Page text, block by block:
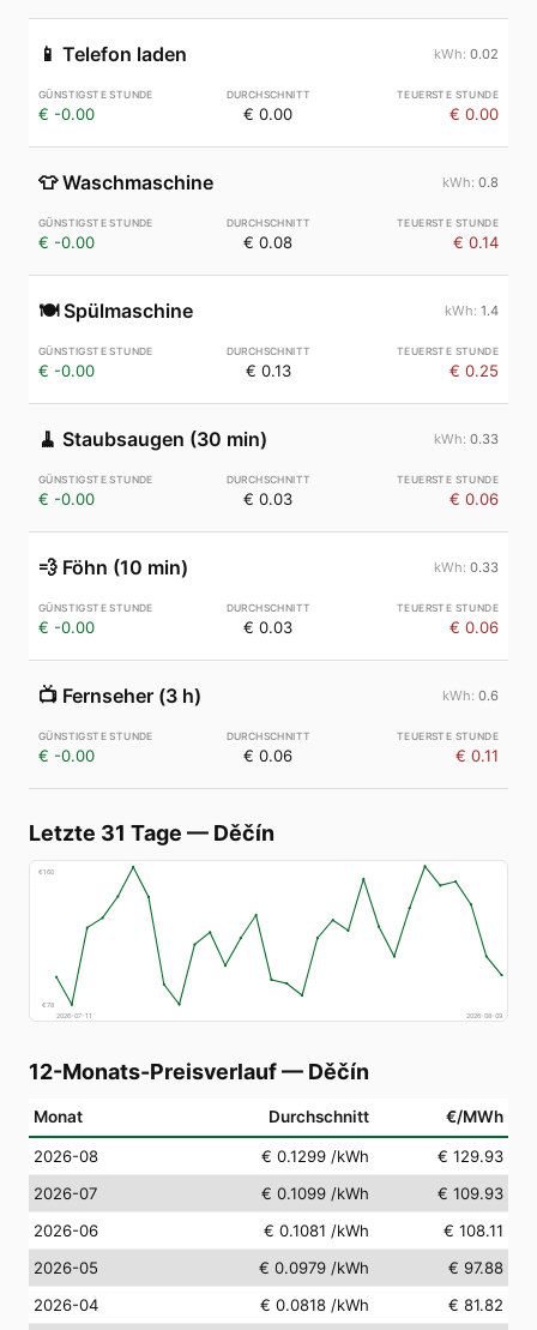
📱 Telefon laden 0.02
€ -0.00 € 0.00 € 0.00
👕 Waschmaschine 0.8
€ -0.00 € 0.08 € 0.14
🍽️ Spülmaschine 1.4
€ -0.00 € 0.13 € 0.25
🧹 Staubsaugen (30 min) 0.33
€ -0.00 € 0.03 € 0.06
💨 Föhn (10 min) 0.33
€ -0.00 € 0.03 € 0.06
📺 Fernseher (3 h) 0.6
€ -0.00 € 0.06 € 0.11
Letzte 31 Tage — Děčín
€160
€78
2026-07-11
2026-08-09
12-Monats-Preisverlauf— Děčín
Monat Durchschnitt €/MWh
2026-08 € 0.1299 /kWh
€ 129.93
2026-07
€ 0.1099 /kWh
€ 109.93
2026-06
€ 0.1081 /kWh
€ 108.11
2026-05
€ 0.0979 /kWh
€ 97.88
2026-04
€ 0.0818 /kWh
€ 81.82